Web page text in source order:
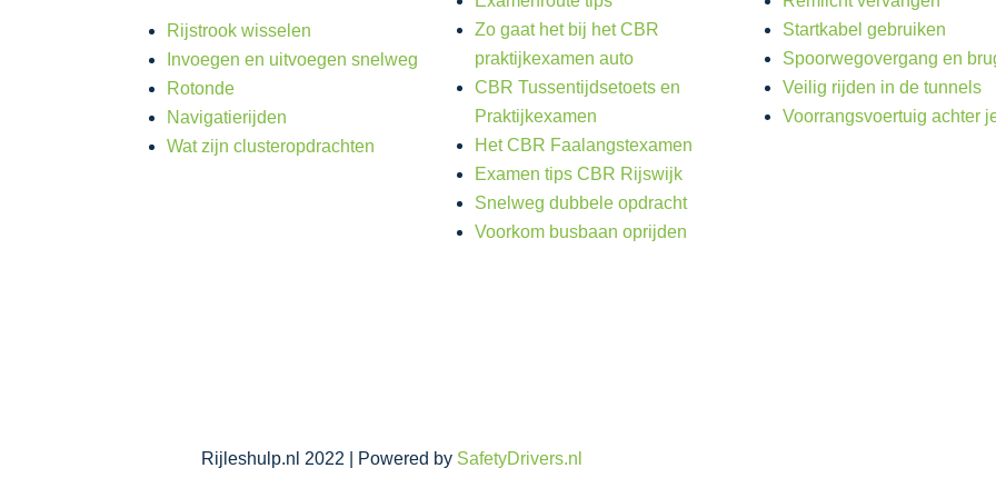
Rijstrook wisselen
Invoegen en uitvoegen snelweg
Rotonde
Navigatierijden
Wat zijn clusteropdrachten
Zo gaat het bij het CBR
praktijkexamen auto
CBR Tussentijdsetoets en
Praktijkexamen
Het CBR Faalangstexamen
Examen tips CBR Rijswijk
Snelweg dubbele opdracht
Voorkom busbaan oprijden
Startkabel gebruiken
Spoorwegovergang en
Veilig rijden in de tunnels
Voorrangsvoertuig achter
Rijleshulp.nl 2022 | Powered by SafetyDrivers.nl